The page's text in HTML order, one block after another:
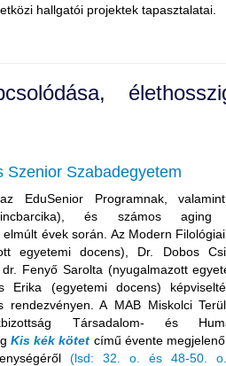
hallgatói projektek tapasztalatai.
Szenior Szabadegyetem
EduSeniorProgramnak,
és számosaging
évek során. Az Modern
egyetemi docens), Dr. Dobos
Fenyő Sarolta (nyugalmazott
Erika (egyetemi docens)
rendezvényen. A MAB Miskolci
Társadalom- és
Kis kék kötet című évente
(lsd: 32. o. és 48-50.